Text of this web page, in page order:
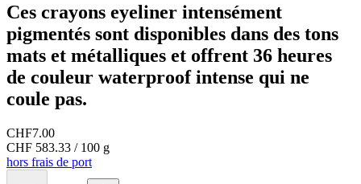
Ces crayons eyeliner intensément
pigmentés sont disponibles dans des tons
mats et métalliques et offrent 36 heures
de couleur waterproof intense qui ne
coule pas.
CHF7.00
CHF 583.33 / 100 g
hors frais de port